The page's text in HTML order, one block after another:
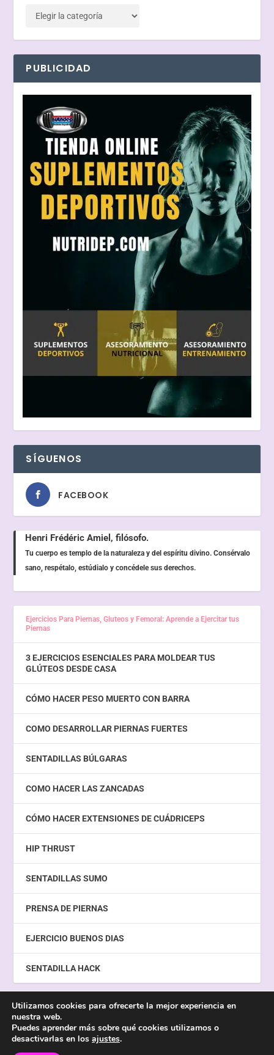
PUBLICIDAD
SÍGUENOS
FACEBOOK
Henri Frédéric Amiel, filósofo.
Tu cuerpo es templo de la naturaleza y del espíritu divino. Consérvalo
sano, respétalo, estúdialo y concédele sus derechos.
Ejercicios Para Piernas, Gluteos y Femoral: Aprende a Ejercitar tus
Piernas
3 EJERCICIOS ESENCIALES PARA MOLDEAR TUS
GLÚTEOS DESDE CASA
CÓMO HACER PESO MUERTO CON BARRA
COMO DESARROLLAR PIERNAS FUERTES
SENTADILLAS BÚLGARAS
COMO HACER LAS ZANCADAS
CÓMO HACER EXTENSIONES DE CUÁDRICEPS
HIP THRUST
SENTADILLAS SUMO
PRENSA DE PIERNAS
EJERCICIO BUENOS DIAS
SENTADILLA HACK
Diseñado por Metawebseo | Creado con
Aviso Legal Cookies Politica de Privacidad
Utilizamos cookies para ofrecerte la mejor experiencia en
nuestra web.
Puedes aprender más sobre qué cookies utilizamos o
desactivarlas en los ajustes.